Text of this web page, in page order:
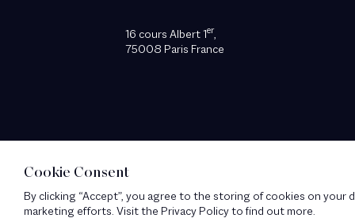
16 cours Albert 1er,
75008 Paris France
Cookie Consent
By clicking “Accept”, you agree to the storing of cookies on your
marketing efforts. Visit the Privacy Policy to find out more.